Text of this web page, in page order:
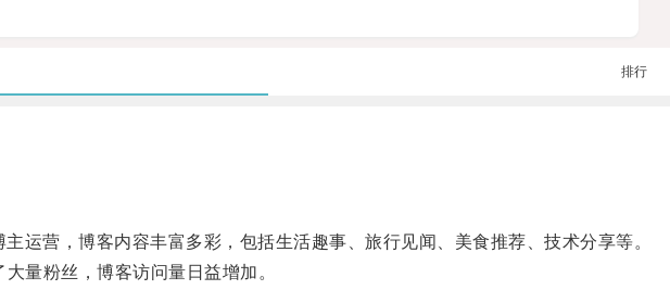
排行
营，博客内容丰富多彩，包括生活趣事、旅行见闻、美食推荐、技术分享等。
量粉丝，博客访问量日益增加。